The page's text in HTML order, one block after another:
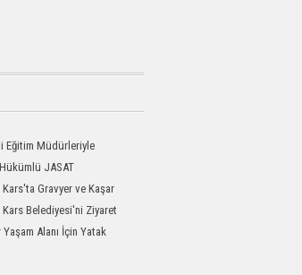
Eğitim Müdürleriyle
JASAT
Kars'ta Gravyer ve Kaşar
Etti
Kars Belediyesi'ni Ziyaret
Yaşam Alanı İçin Yatak